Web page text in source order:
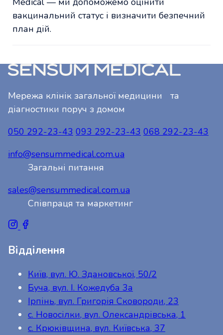
вакцинальний статус і визначити безпечний
план дій.
Мережа клінік загальної медицини та
діагностики поруч з домом
050 292-23-43 093 292-23-43 068 292-23-43
info@sensummedical.com.ua
Загальні питання
sales@sensummedical.com.ua
Співпраця та маркетинг
Відділення
Київ, вул. Ю. Здановської, 50/2
Буча, вул. І. Кожедуба 3а
Ірпінь, вул. Григорія Сковороди, 23
с. Новосілки, вул. Олександрівська, 1
с. Крюківщина, вул. Київська, 37